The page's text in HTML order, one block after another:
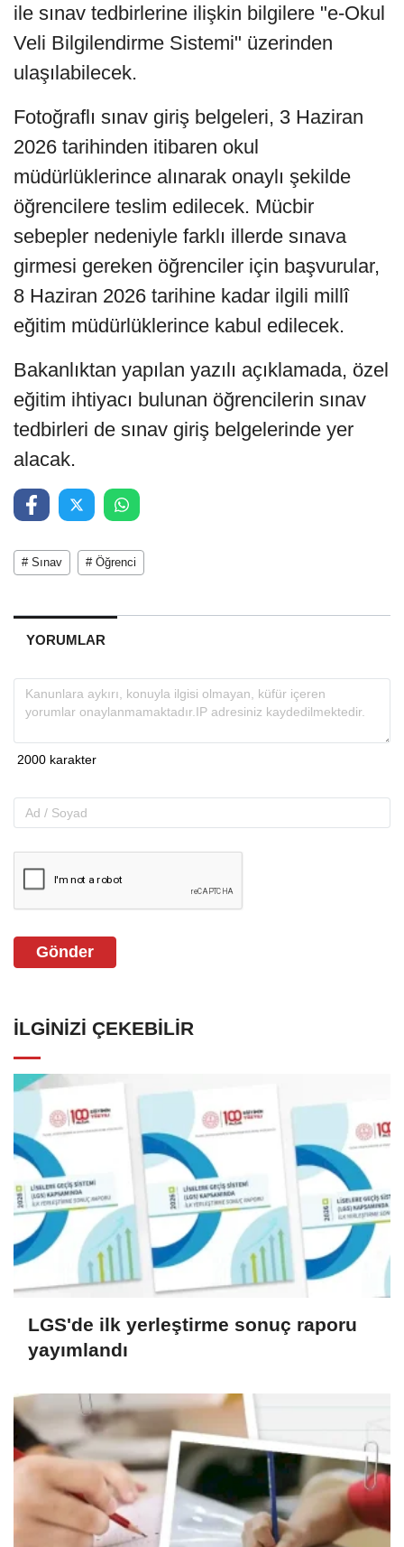
ile sınav tedbirlerine ilişkin bilgilere "e-Okul
Veli Bilgilendirme Sistemi" üzerinden
ulaşılabilecek.
Fotoğraflı sınav giriş belgeleri, 3 Haziran
2026 tarihinden itibaren okul
müdürlüklerince alınarak onaylı şekilde
öğrencilere teslim edilecek. Mücbir
sebepler nedeniyle farklı illerde sınava
girmesi gereken öğrenciler için başvurular,
8 Haziran 2026 tarihine kadar ilgili millî
eğitim müdürlüklerince kabul edilecek.
Bakanlıktan yapılan yazılı açıklamada, özel
eğitim ihtiyacı bulunan öğrencilerin sınav
tedbirleri de sınav giriş belgelerinde yer
alacak.
# Sınav # Öğrenci
YORUMLAR
Gönder
İLGINIZI ÇEKEBILIR
LGS'de ilk yerleştirme sonuç raporu
yayımlandı